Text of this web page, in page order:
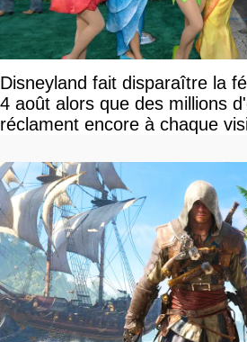
Disneyland fait disparaître la
4 août alors que des millions
réclament encore à chaque